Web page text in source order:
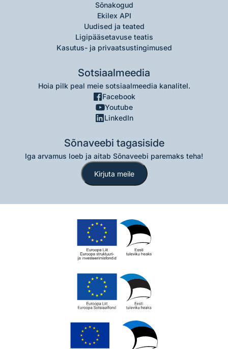
Sõnakogud
Ekilex API
Uudised ja teated
Ligipääsetavuse teatis
Kasutus- ja privaatsustingimused
Sotsiaalmeedia
Hoia pilk peal meie sotsiaalmeedia kanalitel.
Facebook
Youtube
LinkedIn
Sõnaveebi tagasiside
Iga arvamus loeb ja aitab Sõnaveebi paremaks teha!
Kirjuta meile